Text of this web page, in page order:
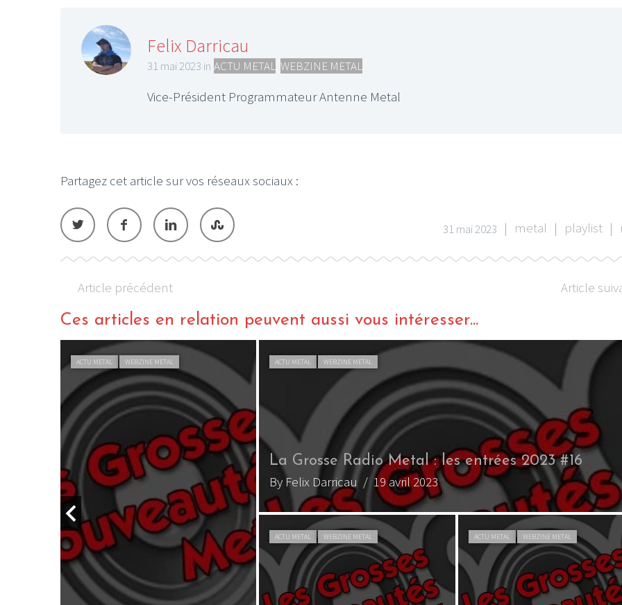
Felix Darricau
31 mai 2023 in ACTU METAL WEBZINE METAL
Vice-Président Programmateur Antenne Metal
Partagez cet article sur vos réseaux sociaux :
31 mai 2023 | metal | playlist |
Article précédent Article
Ces articles en relation peuvent aussi vous intéresser...
ACTU METAL WEBZINE METAL ACTU METAL WEBZINE METAL
La Grosse Radio Metal : les entrées 2023 #12
By Felix Darricau / 22 mars 2023